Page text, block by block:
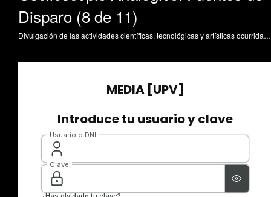
Disparo (8 de 11)
Divulgación de las actividades científicas, tecnológicas y artísticas ocurridas en los tres campus de la UPV